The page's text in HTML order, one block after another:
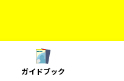
ガイドブック